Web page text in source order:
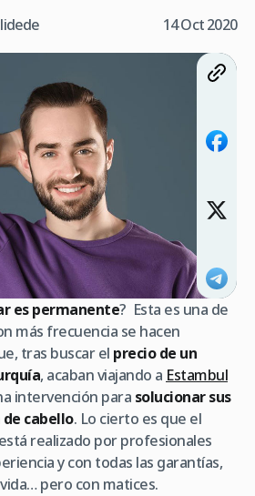
14 Oct 2020
es permanente? Esta es una de
más frecuencia se hacen
tras buscar el precio de un
, acaban viajando a Estambul
intervención para solucionar sus
cabello. Lo cierto es que el
realizado por profesionales
y con todas las garantías,
pero con matices.